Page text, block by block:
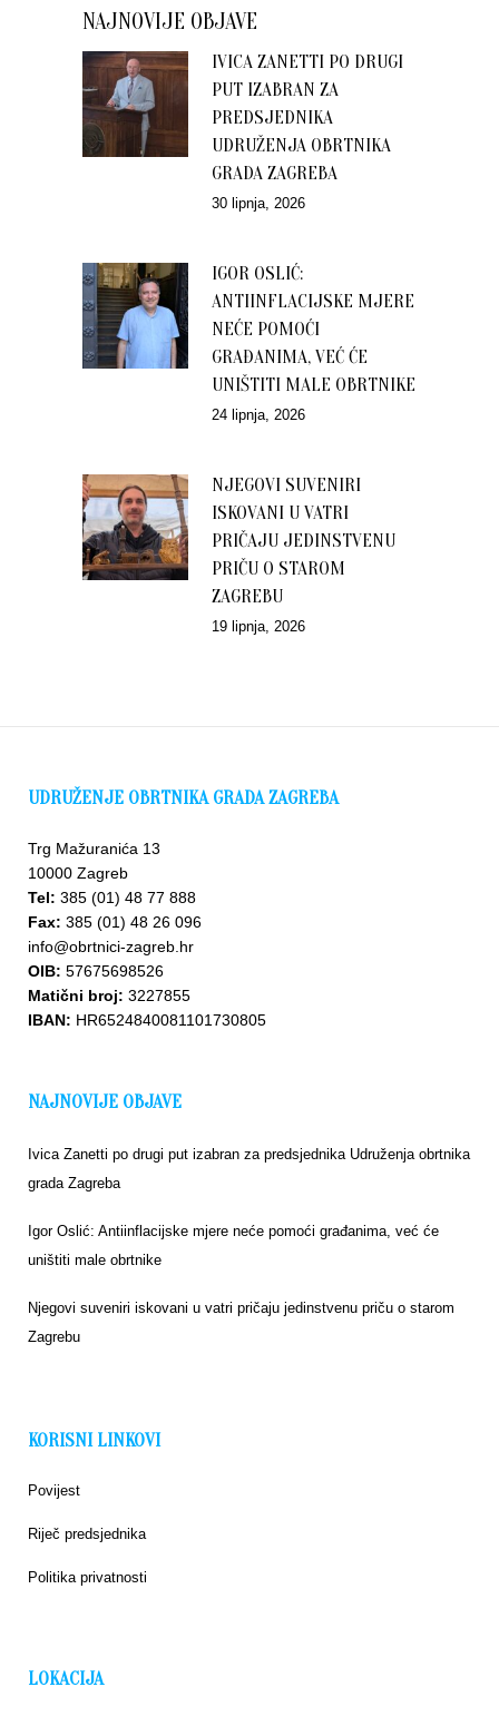
NAJNOVIJE OBJAVE
IVICA ZANETTI PO DRUGI
PUT IZABRAN ZA
PREDSJEDNIKA
UDRUŽENJA OBRTNIKA
GRADA ZAGREBA
30 lipnja, 2026
IGOR OSLIĆ:
ANTIINFLACIJSKE MJERE
NEĆE POMOĆI
GRAĐANIMA, VEĆ ĆE
UNIŠTITI MALE OBRTNIKE
24 lipnja, 2026
NJEGOVI SUVENIRI
ISKOVANI U VATRI
PRIČAJU JEDINSTVENU
PRIČU O STAROM
ZAGREBU
19 lipnja, 2026
UDRUŽENJE OBRTNIKA GRADA ZAGREBA
Trg Mažuranića 13
10000 Zagreb
Tel: 385 (01) 48 77 888
Fax: 385 (01) 48 26 096
info@obrtnici-zagreb.hr
OIB: 57675698526
Matični broj: 3227855
IBAN: HR6524840081101730805
NAJNOVIJE OBJAVE
Ivica Zanetti po drugi put izabran za predsjednika Udruženja obrtnika
grada Zagreba
Igor Oslić: Antiinflacijske mjere neće pomoći građanima, već će
uništiti male obrtnike
Njegovi suveniri iskovani u vatri pričaju jedinstvenu priču o starom
Zagrebu
KORISNI LINKOVI
Povijest
Riječ predsjednika
Politika privatnosti
LOKACIJA